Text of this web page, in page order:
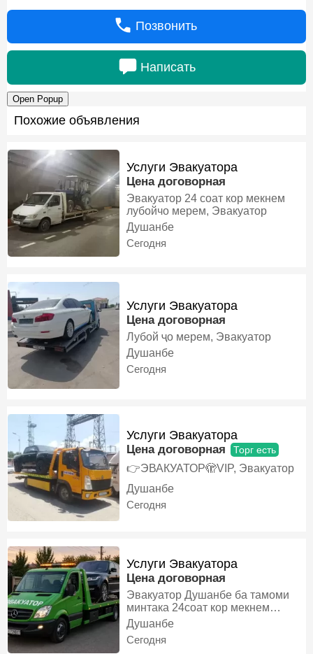
Позвонить
Написать
Open Popup
Похожие объявления
Услуги Эвакуатора
Цена договорная
Эвакуатор 24 соат кор мекнем
лубойчо мерем, Эвакуатор
Душанбе
Сегодня
Услуги Эвакуатора
Цена договорная
Лубой ҷо мерем, Эвакуатор
Душанбе
Сегодня
Услуги Эвакуатора
Цена договорная Торг есть
👉ЭВАКУАТОР🫣VIP, Эвакуатор
Душанбе
Сегодня
Услуги Эвакуатора
Цена договорная
Эвакуатор Душанбе ба тамоми
минтака 24соат кор мекнем
10мошин дорем барои хамаи
мошинхои шумо Эвакуатор
дорем, Эвакуатор
Душанбе
Сегодня